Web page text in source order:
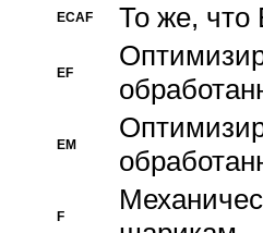
ECAF То же, что
EF
EM
F